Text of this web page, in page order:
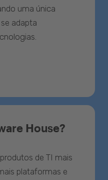
uma única
adapta
House?
de TI mais
plataformas e